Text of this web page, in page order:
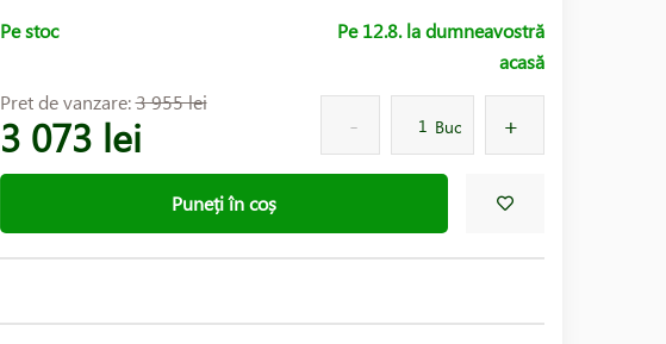
Pe stoc
Pe 12.8. la dumneavostră
acasă
Pret de vanzare:3 955 lei
3 073 lei Buc
Puneți în coș